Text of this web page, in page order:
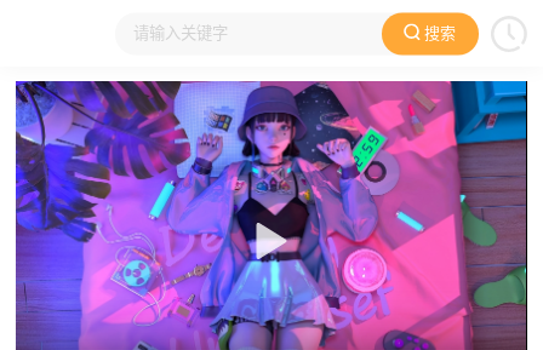
搜索
大家在看 日本动漫 国产动漫 欧美动漫 动漫电影